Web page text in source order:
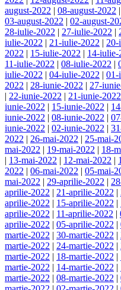
august-2022 | 08-august-2022 |
03-august-2022 | 02-august-
28-iulie-2022 | 27-iulie-2022 |
iulie-2022 | 21-iulie-2022 | 20-
2022 | 15-iulie-2022 | 14-iulie-
11-iulie-2022 | 08-iulie-2022 |
iulie-2022 | 04-iulie-2022 | 01-
2022 | 28-iunie-2022 | 27-
| 22-iunie-2022 | 21-iunie-2022
iunie-2022 | 15-iunie-2022 |
iunie-2022 | 08-iunie-2022 |
iunie-2022 | 02-iunie-2022 |
2022 | 26-mai-2022 | 25-mai-
mai-2022 | 19-mai-2022 | 18-
| 13-mai-2022 | 12-mai-2022 |
2022 | 06-mai-2022 | 05-mai-
mai-2022 | 29-aprilie-2022 |
aprilie-2022 | 21-aprilie-2022 |
aprilie-2022 | 15-aprilie-2022 |
aprilie-2022 | 11-aprilie-2022 |
aprilie-2022 | 05-aprilie-2022 |
martie-2022 | 30-martie-2022 |
martie-2022 | 24-martie-2022 |
martie-2022 | 18-martie-2022 |
martie-2022 | 14-martie-2022 |
martie-2022 | 08-martie-2022 |